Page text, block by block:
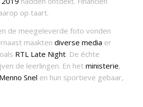
op taart.
de meegeleverde foto vonden
maakten diverse media er
RTL Late Night. De échte
de leerlingen. En het ministerie,
Menno Snel en hun sportieve gebaar,